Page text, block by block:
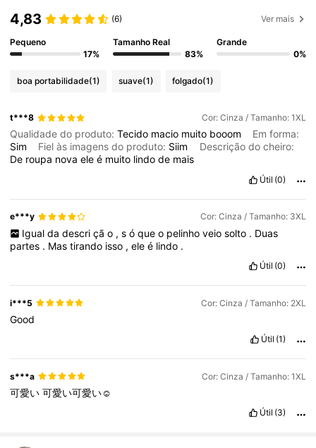
4,83 (6) Ver mais
Pequeno
17%
Tamanho Real
83%
Grande
0%
boa portabilidade(1) suave(1) folgado(1)
t***8 Cor: Cinza / Tamanho: 1XL
Qualidade do produto:Tecido macio muito booom
Em forma:
Sim
Fiel às imagens do produto: Siim
Descrição do cheiro:
De roupa novaeleé muito lindode mais
Útil (0)
e***y Cor: Cinza / Tamanho: 3XL
Igual da descri çã o , s ó que o pelinho veio solto . Duas
partes . Mastirando isso ,eleé lindo .
Útil (0)
i***5 Cor: Cinza / Tamanho: 2XL
Good
Útil (1)
s***a Cor: Cinza / Tamanho: 1XL
可愛い可愛い可愛い☺️
Útil (3)